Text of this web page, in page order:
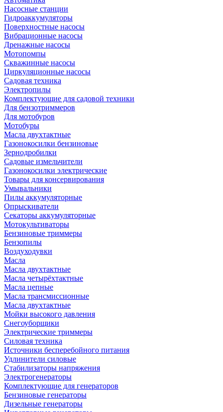
Насосные станции
Гидроаккумуляторы
Поверхностные насосы
Вибрационные насосы
Дренажные насосы
Мотопомпы
Скважинные насосы
Циркуляционные насосы
Садовая техника
Электропилы
Комплектующие для садовой техники
Для бензотриммеров
Для мотобуров
Мотобуры
Масла двухтактные
Газонокосилки бензиновые
Зернодробилки
Садовые измельчители
Газонокосилки электрические
Товары для консервирования
Умывальники
Пилы аккумуляторные
Опрыскиватели
Секаторы аккумуляторные
Мотокультиваторы
Бензиновые триммеры
Бензопилы
Воздуходувки
Масла
Масла двухтактные
Масла четырёхтактные
Масла цепные
Масла трансмиссионные
Масла двухтактные
Мойки высокого давления
Снегоуборщики
Электрические триммеры
Силовая техника
Источники бесперебойного питания
Удлинители силовые
Стабилизаторы напряжения
Электрогенераторы
Комплектующие для генераторов
Бензиновые генераторы
Дизельные генераторы